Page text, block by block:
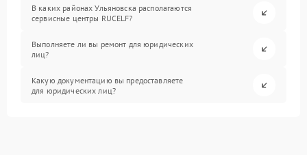
В каких районах Ульяновска располагаются
сервисные центры RUCELF?
Выполняете ли вы ремонт для юридических
лиц?
Какую документацию вы предоставляете
для юридических лиц?